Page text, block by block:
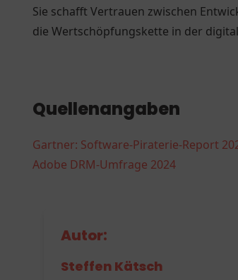
Sie schafft Vertrauen zwischen
die Wertschöpfungskette in der
Quellenangaben
Gartner: Software-Piraterie-Report
Adobe DRM-Umfrage 2024
Autor:
Steffen Kätsch